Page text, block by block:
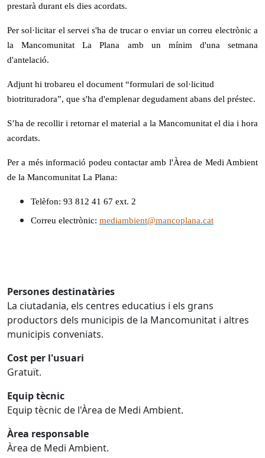
prestarà durant els dies acordats.
Per sol·licitar el servei s'ha de trucar o enviar un correu electrònic a
la Mancomunitat La Plana amb un mínim d'una setmana
d'antelació.
Adjunt hi trobareu el document “formulari de sol·licitud
biotrituradora”, que s'ha d'emplenar degudament abans del préstec.
S’ha de recollir i retornar el material a la Mancomunitat el dia i hora
acordats.
Per a més informació podeu contactar amb l'Àrea de Medi Ambient
de la Mancomunitat La Plana:
Telèfon: 93 812 41 67 ext. 2
Correu electrònic: mediambient@mancoplana.cat
Persones destinatàries
La ciutadania, els centres educatius i els grans
productors dels municipis de la Mancomunitat i altres
municipis conveniats.
Cost per l'usuari
Gratuït.
Equip tècnic
Equip tècnic de l'Àrea de Medi Ambient.
Àrea responsable
Àrea de Medi Ambient.